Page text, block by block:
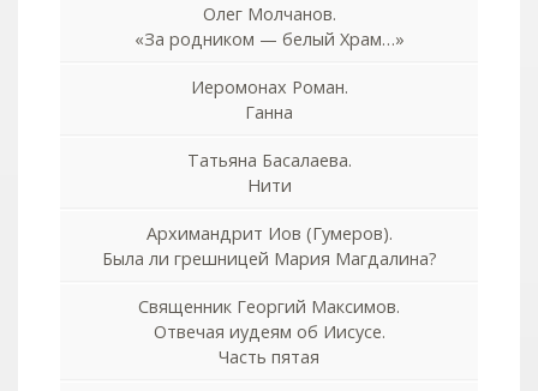
Олег Молчанов.
«За родником — белый Храм…»
Иеромонах Роман.
Ганна
Татьяна Басалаева.
Нити
Архимандрит Иов (Гумеров).
Была ли грешницей Мария Магдалина?
Священник Георгий Максимов.
Отвечая иудеям об Иисусе.
Часть пятая